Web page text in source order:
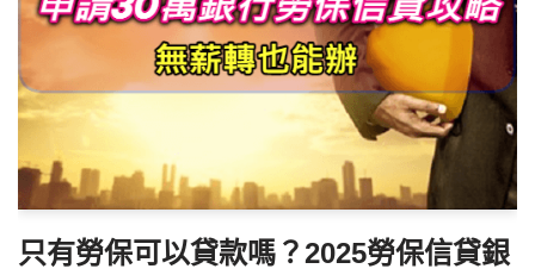
只有勞保可以貸款嗎？2025勞保信貸銀